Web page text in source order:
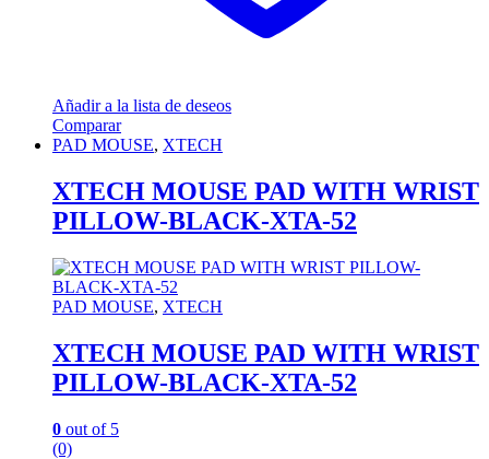
Añadir a la lista de deseos
Comparar
PAD MOUSE, XTECH
XTECH MOUSE PAD WITH WRIST
PILLOW-BLACK-XTA-52
PAD MOUSE, XTECH
XTECH MOUSE PAD WITH WRIST
PILLOW-BLACK-XTA-52
0 out of 5
(0)